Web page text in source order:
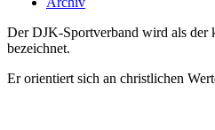
Der DJK-Sportverband wird als der
bezeichnet.
Er orientiert sich an christlichen